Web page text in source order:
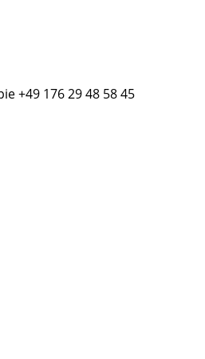
+49 176 29 48 58 45